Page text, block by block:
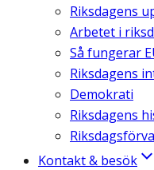
Riksdagens
Arbetet i
Så fungerar
Riksdagens
Demokrati
Riksdagens
Kontakt & besök